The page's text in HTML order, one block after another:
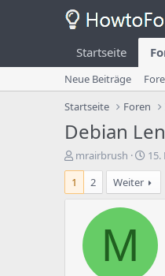
Startseite
Neue Beiträge
Startseite
Foren
Debian
E
r
s
t
mrairbrush
E
r
s
t
l
n
15.
1
2 Weiter
M